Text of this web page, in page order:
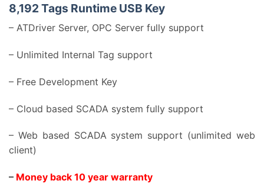
8,192 Tags Runtime USB Key
– ATDriver Server, OPC Server fully support
– Unlimited Internal Tag support
– Free Development Key
– Cloud based SCADA system fully support
– Web based SCADA system support (unlimited web
client)
– Money back 10 year warranty